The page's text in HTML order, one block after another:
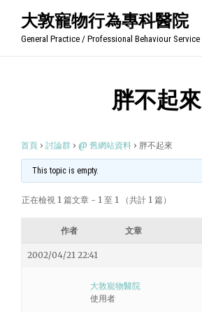
大敦寵物行為專科醫院
General Practice / Professional Behaviour Service
胖不起來
首頁 › 討論群 › @ 舊網站資料 › 胖不起來
This topic is empty.
正在檢視 1 篇文章 - 1 至 1 （共計 1 篇）
作者 文章
2002/04/21 22:41
大敦寵物醫院
使用者